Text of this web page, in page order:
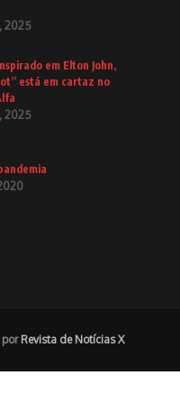
2025
em Elton John,
está em cartaz no
2025
por Revista de Notícias X